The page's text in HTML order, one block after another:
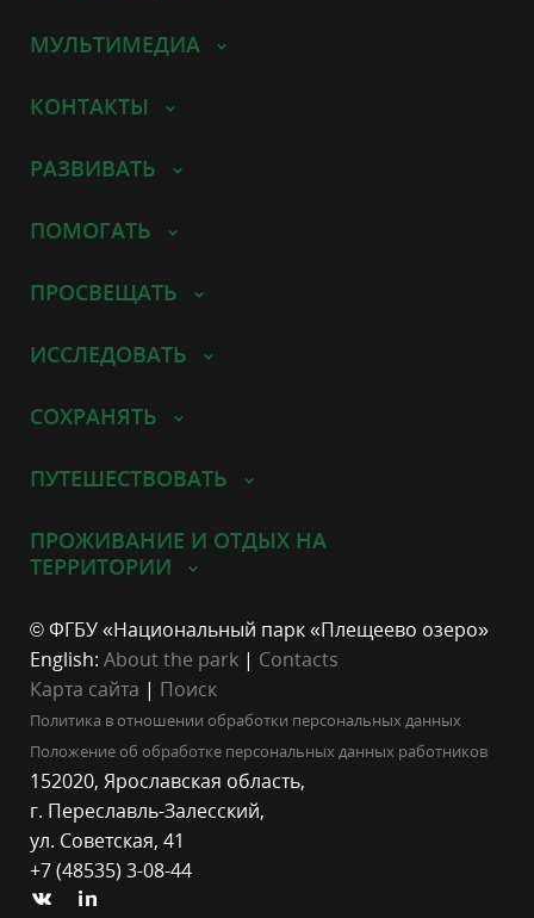
МУЛЬТИМЕДИА
КОНТАКТЫ
РАЗВИВАТЬ
ПОМОГАТЬ
ПРОСВЕЩАТЬ
ИССЛЕДОВАТЬ
СОХРАНЯТЬ
ПУТЕШЕСТВОВАТЬ
ПРОЖИВАНИЕ И ОТДЫХ НА
ТЕРРИТОРИИ
© ФГБУ «Национальный парк «Плещеево озеро»
English: About the park | Contacts
Карта сайта | Поиск
Политика в отношении обработки персональных данных
Положение об обработке персональных данных работников
152020, Ярославская область,
г. Переславль-Залесский,
ул. Советская, 41
+7 (48535) 3-08-44